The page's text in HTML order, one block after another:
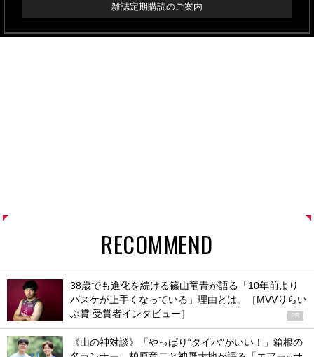
雑誌定期購読のご案内
RECOMMEND
38歳でも進化を続ける篠山竜青が語る「10年前より
バスケが上手くなっている」理由とは。［MVVりらい
ぶ賞 受賞者インタビュー］
PR
《山の神対談》「やっぱり“タイパ”がいい！」箱根の